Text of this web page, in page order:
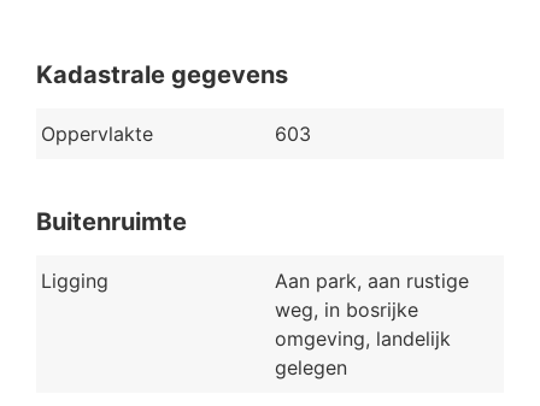
Kadastrale gegevens
Oppervlakte 603
Buitenruimte
Ligging
Aan park, aan rustige
weg, in bosrijke
omgeving, landelijk
gelegen